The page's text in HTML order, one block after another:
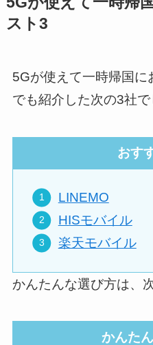
スト3
5Gが使えて一時帰国
でも紹介した次の3社で
おす
LINEMO
HISモバイル
楽天モバイル
かんたんな選び方は、
かんた